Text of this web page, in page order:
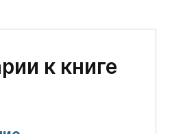
к книге